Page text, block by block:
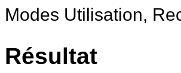
Modes Utilisation,
Résultat